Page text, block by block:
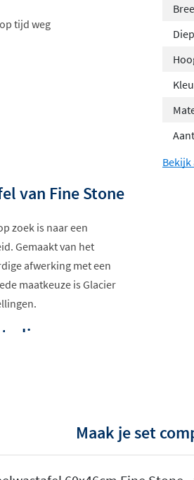
tijd weg
van Fine Stone
zoek is naar een
Gemaakt van het
afwerking met een
maatkeuze is Glacier
Bekijk
Maak je set